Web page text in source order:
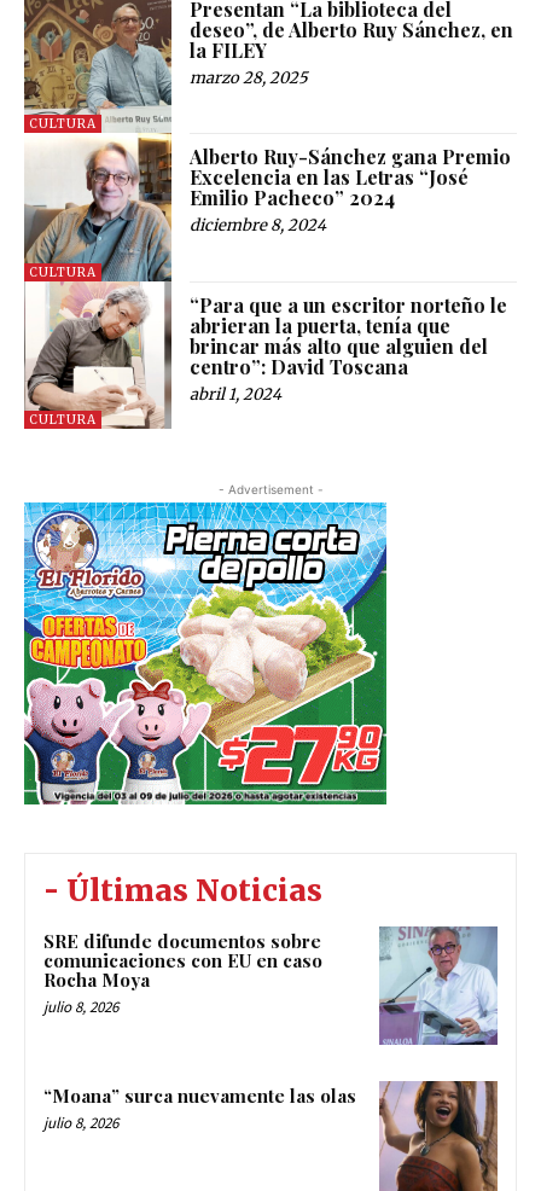
CULTURA
Presentan “La biblioteca del
deseo”, de Alberto Ruy Sánchez, en
la FILEY
marzo 28, 2025
CULTURA
Alberto Ruy-Sánchez gana Premio
Excelencia en las Letras “José
Emilio Pacheco” 2024
diciembre 8, 2024
CULTURA
“Para que a un escritor norteño le
abrieran la puerta, tenía que
brincar más alto que alguien del
centro”: David Toscana
abril 1, 2024
- Advertisement -
- Últimas Noticias
SRE difunde documentos sobre
comunicaciones con EU en caso
Rocha Moya
julio 8, 2026
“Moana” surca nuevamente las olas
julio 8, 2026